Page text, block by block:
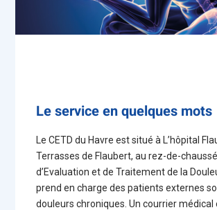
Le service en quelques mots
Le CETD du Havre est situé à L’hôpital
Terrasses de Flaubert, au rez-de-
d’Evaluation et de Traitement de la
prend en charge des patients externes
douleurs chroniques. Un courrier médical